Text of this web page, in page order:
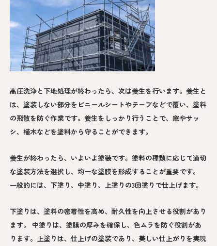
高圧洗浄と下地処理が終わったら、次は養生を行います。養生と
は、塗装しない部分をビニールシートやテープなどで覆い、塗料
の飛散を防ぐ作業です。養生をしっかり行うことで、窓やサッ
シ、植木などを塗料から守ることができます。
養生が終わったら、いよいよ塗装です。塗料の種類に応じて適切
な塗装方法を選択し、均一な塗膜を形成することが重要です。
一般的には、下塗り、中塗り、上塗りの3回塗りで仕上げます。
下塗りは、塗料の密着性を高め、耐久性を向上させる役割があり
ます。 中塗りは、塗膜の厚みを確保し、色ムラを防ぐ役割があ
ります。上塗りは、仕上げの塗装であり、美しい仕上がりを実現